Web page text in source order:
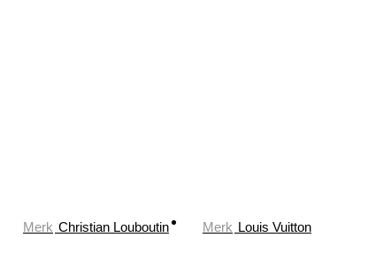
Merk Christian Louboutin Merk Louis Vuitton